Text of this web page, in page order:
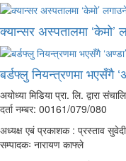
क्यान्सर अस्पतालमा ‘केमो’
बर्डफ्लु नियन्त्रणमा भएसँगै
अयोध्या मिडिया प्रा. लि. द्वारा
दर्ता नम्बर: 00161/079/080
अध्यक्ष एबं प्रकाशक : प्रस्ताव सुवेदी
सम्पादकः नारायण काफ्ले